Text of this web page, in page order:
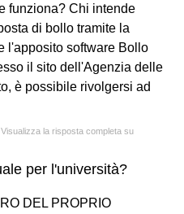
funziona? Chi intende
di bollo tramite la
l'apposito software Bollo
il sito dell'Agenzia delle
è possibile rivolgersi ad
Visualizza la risposta completa su
per l'università?
DEL PROPRIO